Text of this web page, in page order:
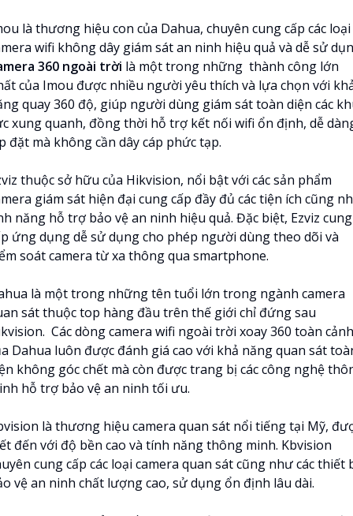
là thương hiệu con của Dahua, chuyên cung cấp các loại
wifi không dây giám sát an ninh hiệu quả và dễ sử
360 ngoài trời là một trong những thành công lớn
của Imou được nhiều người yêu thích và lựa chọn với
quay 360 độ, giúp người dùng giám sát toàn diện các
xung quanh, đồng thời hỗ trợ kết nối wifi ổn định, dễ
đặt mà không cần dây cáp phức tạp.
thuộc sở hữu của Hikvision, nổi bật với các sản phẩm
giám sát hiện đại cung cấp đầy đủ các tiện ích cũng
năng hỗ trợ bảo vệ an ninh hiệu quả. Đặc biệt, Ezviz cung
ứng dụng dễ sử dụng cho phép người dùng theo dõi và
soát camera từ xa thông qua smartphone.
là một trong những tên tuổi lớn trong ngành camera
sát thuộc top hàng đầu trên thế giới chỉ đứng sau
Các dòng camera wifi ngoài trời xoay 360 toàn cảnh
Dahua luôn được đánh giá cao với khả năng quan sát
không góc chết mà còn được trang bị các công nghệ
hỗ trợ bảo vệ an ninh tối ưu.
là thương hiệu camera quan sát nổi tiếng tại Mỹ,
đến với độ bền cao và tính năng thông minh. Kbvision
cung cấp các loại camera quan sát cũng như các thiết
vệ an ninh chất lượng cao, sử dụng ổn định lâu dài.